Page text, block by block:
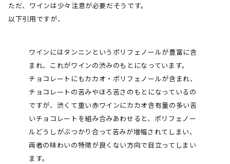
ただ、ワインは少々注意が必要だそうです。
以下引用ですが、
ワインにはタンニンというポリフェノールが豊富に含
まれ、これがワインの渋みのもとになっています。
チョコレートにもカカオ・ポリフェノールが含まれ、
チョコレートの苦みやほろ苦さのもとになっているの
ですが、渋くて重い赤ワインにカカオ含有量の多い苦
いチョコレートを組み合みあわせると、ポリフェノー
ルどうしがぶつかり合って苦みが増幅されてしまい、
両者の味わいの特徴が良くない方向で目立ってしまい
ます。